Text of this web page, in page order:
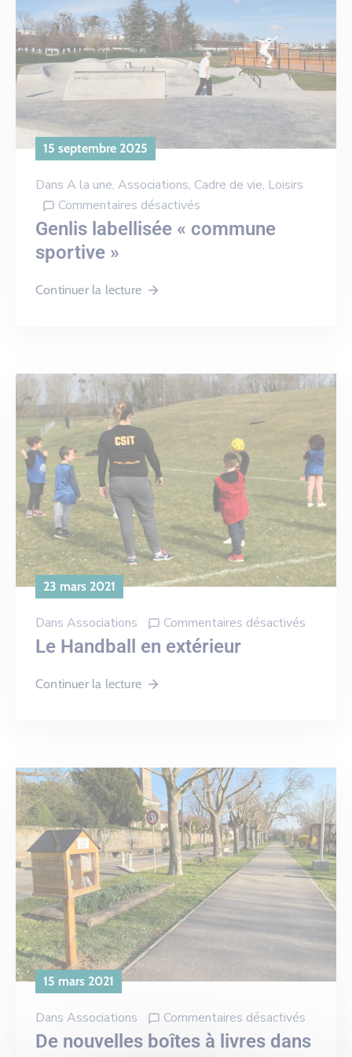
15 septembre 2025
Dans A la une‚ Associations‚ Cadre de vie‚ Loisirs
Commentaires désactivés
Genlis labellisée « commune
sportive »
Continuer la lecture
23 mars 2021
Dans Associations Commentaires désactivés
Le Handball en extérieur
Continuer la lecture
15 mars 2021
Dans Associations Commentaires désactivés
De nouvelles boîtes à livres dans